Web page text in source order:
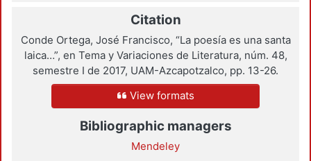
Citation
Conde Ortega, José Francisco, “La poesía es una santa
laica…”, en Tema y Variaciones de Literatura, núm. 48,
semestre I de 2017, UAM-Azcapotzalco, pp. 13-26.
View formats
Bibliographic managers
Mendeley